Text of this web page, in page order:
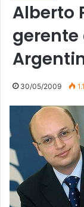
Alberto
gerente
30/05/2009